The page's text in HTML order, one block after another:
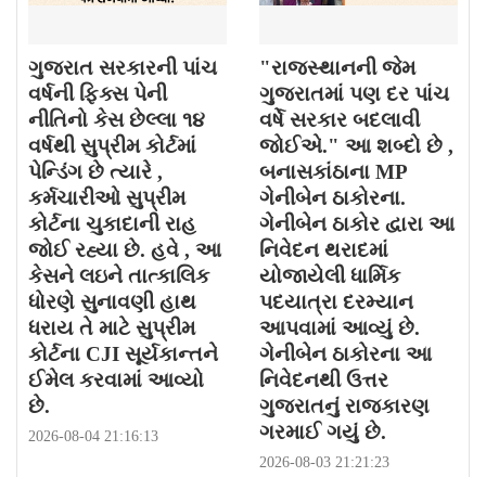
ગુજરાત સરકારની પાંચ
વર્ષની ફિક્સ પેની
નીતિનો કેસ છેલ્લા ૧૪
વર્ષથી સુપ્રીમ કોર્ટમાં
પેન્ડિંગ છે ત્યારે ,
કર્મચારીઓ સુપ્રીમ
કોર્ટના ચુકાદાની રાહ
જોઈ રહ્યા છે. હવે , આ
કેસને લઇને તાત્કાલિક
ધોરણે સુનાવણી હાથ
ધરાય તે માટે સુપ્રીમ
કોર્ટના CJI સૂર્યકાન્તને
ઈમેલ કરવામાં આવ્યો
છે.
2026-08-04 21:16:13
"રાજસ્થાનની જેમ
ગુજરાતમાં પણ દર પાંચ
વર્ષે સરકાર બદલાવી
જોઈએ." આ શબ્દો છે ,
બનાસકાંઠાના MP
ગેનીબેન ઠાકોરના.
ગેનીબેન ઠાકોર દ્વારા આ
નિવેદન થરાદમાં
યોજાયેલી ધાર્મિક
પદયાત્રા દરમ્યાન
આપવામાં આવ્યું છે.
ગેનીબેન ઠાકોરના આ
નિવેદનથી ઉત્તર
ગુજરાતનું રાજકારણ
ગરમાઈ ગયું છે.
2026-08-03 21:21:23